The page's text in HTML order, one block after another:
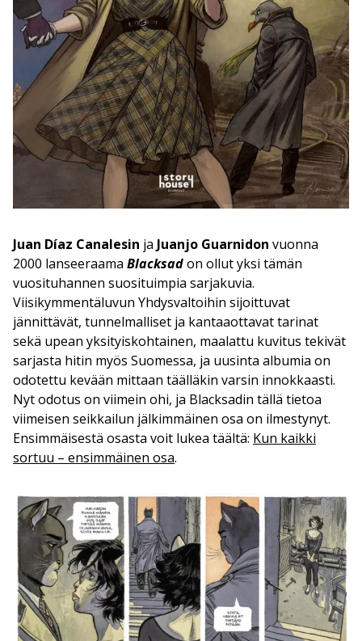
Juan Díaz Canalesin ja Juanjo Guarnidon vuonna
2000 lanseeraama Blacksadon ollut yksi tämän
vuosituhannen suosituimpia sarjakuvia.
Viisikymmentäluvun Yhdysvaltoihin sijoittuvat
jännittävät, tunnelmalliset ja kantaaottavat tarinat
sekä upean yksityiskohtainen, maalattu kuvitus tekivät
sarjasta hitin myös Suomessa, ja uusinta albumia on
odotettu kevään mittaan täälläkin varsin innokkaasti.
Nyt odotus on viimein ohi, ja Blacksadin tällä tietoa
viimeisen seikkailun jälkimmäinen osa on ilmestynyt.
Ensimmäisestä osasta voit lukea täältä: Kun kaikki
sortuu – ensimmäinen osa.